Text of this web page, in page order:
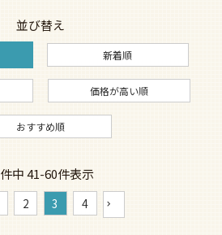
並び替え
新着順
価格が高い順
おすすめ順
件中41-60件表示
2 3 4